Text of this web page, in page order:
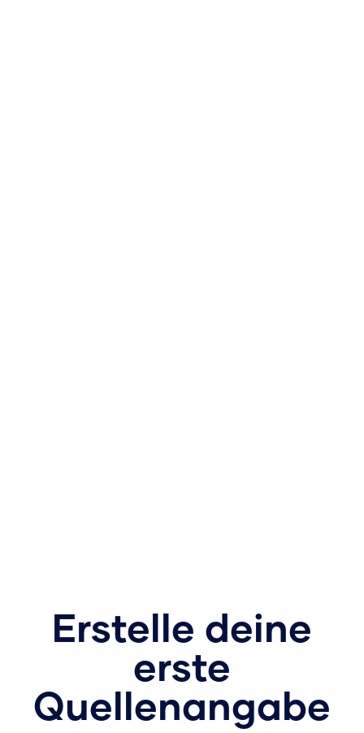
Erstelle deine
erste
Quellenangabe